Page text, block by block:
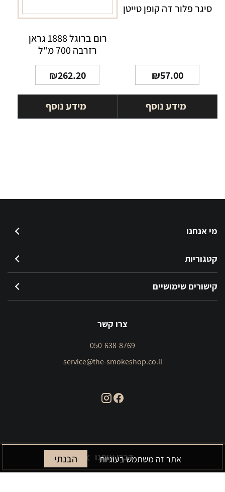
דברו איתנו
סיגר פלור דה קופן טייטן
₪57.00
מידע נוסף
רום ברוגל 1888 גראן
רזרבה 700 מ"ל
₪262.20
מידע נוסף
מי אנחנו
קטגוריות
קישורים שימושיים
צרו קשר
050-638-8769
service@the-smokeshop.co.il
THE SMOKE SHOP 2023 © כל הזכויות שמורות.
אתר זה משתמש בעוגיות הבנתי